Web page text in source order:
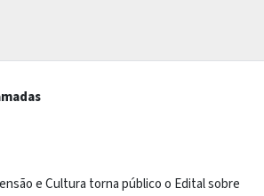
e Cultura torna público o Edital sobre